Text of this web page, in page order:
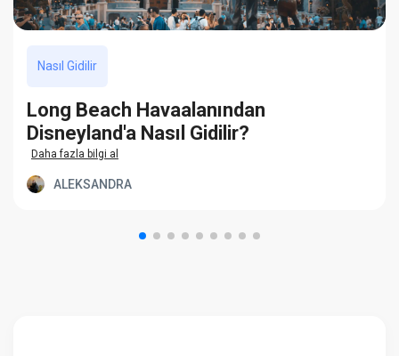
Nasıl Gidilir
Long Beach Havaalanından
Disneyland'a Nasıl Gidilir?
Daha fazla bilgi al
ALEKSANDRA